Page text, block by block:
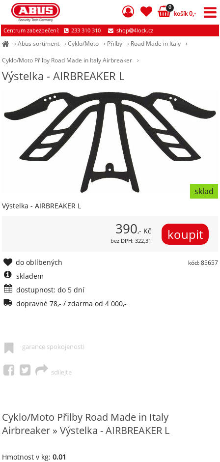
›Abus sortiment ›Cyklo/Moto › Přilby › Road Made in Italy ›
Cyklo/Moto Přilby Road Made in Italy Airbreaker ›
Výstelka - AIRBREAKER L
Výstelka - AIRBREAKER L
sklad
390,- Kč
bez DPH: 322,31
kód: 85657
do oblíbených
skladem
dostupnost: do 5 dní
dopravné 78,- / zdarma od 4 000,-
garance spokojenosti
sdílejte
Cyklo/Moto Přilby Road Made in Italy
Airbreaker » Výstelka - AIRBREAKER L
Hmotnost v kg:0.01
0
košík 0,-
Centrum zabezpečení: 233 310 310 shop 4lock.cz